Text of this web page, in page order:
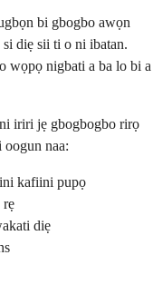
bi gbogbo awọn
diẹ sii ti o ni ibatan.
wọpọ nigbati a ba lo bi a
iriri jẹ gbogbogbo rirọ
oogun naa:
kafiini pupọ
rẹ
diẹ